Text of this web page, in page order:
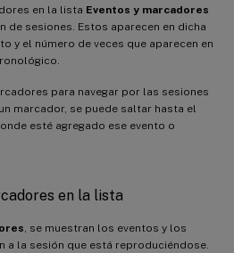
en la lista Eventos y marcadores
de sesiones. Estos aparecen en dicha
y el número de veces que aparecen en
para navegar por las sesiones
marcador, se puede saltar hasta el
esté agregado ese evento o
en la lista
, se muestran los eventos y los
a la sesión que está reproduciéndose.